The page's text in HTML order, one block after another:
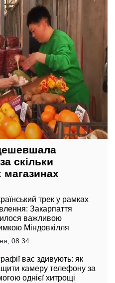
скільки
магазинах
трек у рамках
Закарпаття
важливою
Міндовкілля
08:34
вас здивують: як
камеру телефону за
однієї хитрощі